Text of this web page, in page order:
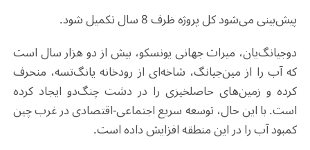
پیش‌بینی می‌شود کل پروژه ظرف 8 سال تکمیل شود
.
دوجیانگ‌یان، میراث جهانی یونسکو، بیش از دو هزار سال است
که آب را از مین‌جیانگ، شاخه‌ای از رودخانه یانگ‌تسه، منحرف
کرده و زمین‌های حاصلخیزی را در دشت چنگ‌دو ایجاد کرده
است. با این حال، توسعه سریع اجتماعی-اقتصادی در غرب چین
کمبود آب را در این منطقه افزایش داده است.